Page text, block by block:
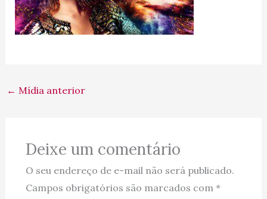
← Mídia anterior
Deixe um comentário
O seu endereço de e-mail não será publicado.
Campos obrigatórios são marcados com *